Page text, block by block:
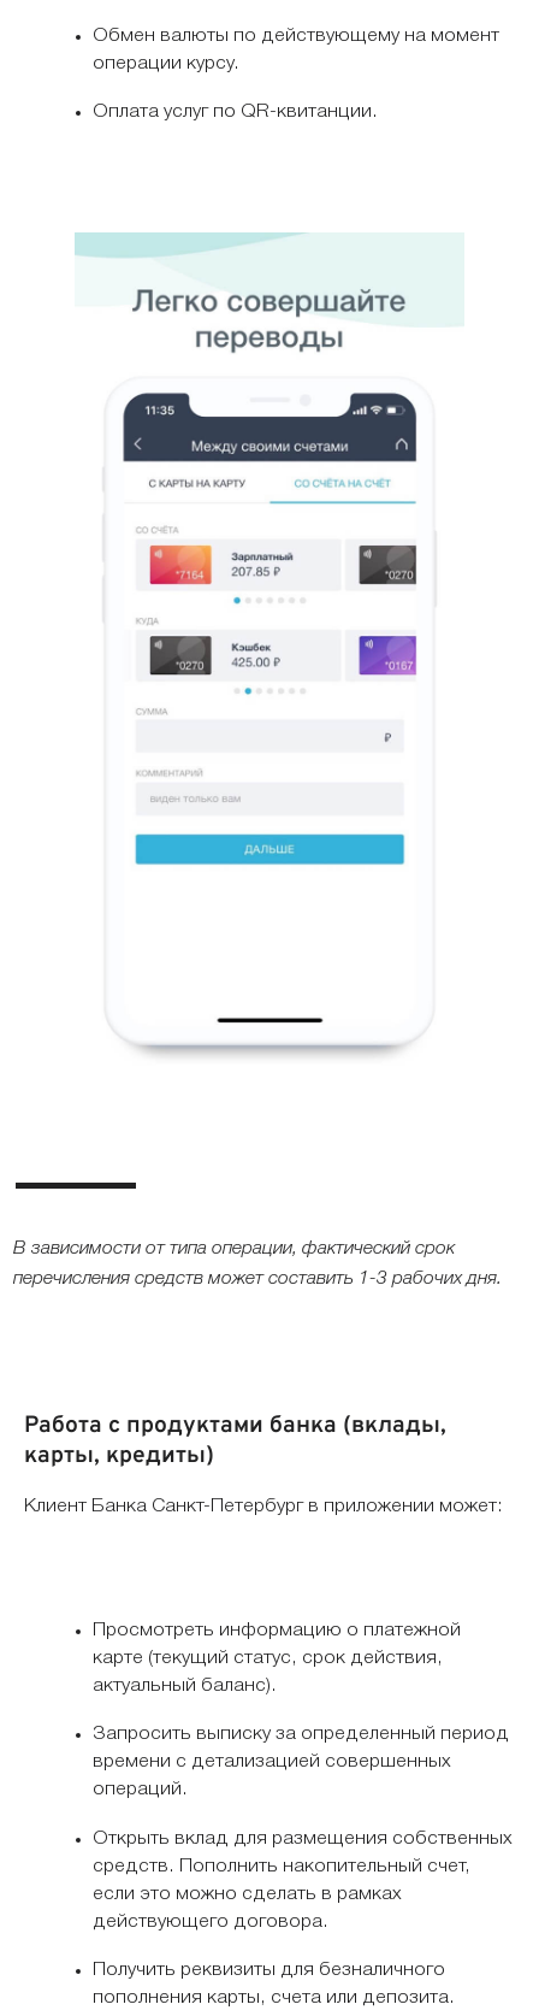
Обмен валюты по действующему на момент
операции курсу.
Оплата услуг по QR-квитанции.
В зависимости от типа операции, фактический срок
перечисления средств может составить 1-3 рабочих дня.
Работа с продуктами банка (вклады,
карты, кредиты)
Клиент Банка Санкт-Петербург в приложении может:
Просмотреть информацию о платежной
карте (текущий статус, срок действия,
актуальный баланс).
Запросить выписку за определенный период
времени с детализацией совершенных
операций.
Открыть вклад для размещения собственных
средств. Пополнить накопительный счет,
если это можно сделать в рамках
действующего договора.
Получить реквизиты для безналичного
пополнения карты, счета или депозита.